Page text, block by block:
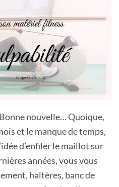
nouvelle… Quoique,
et le manque de temps,
d’enfiler le maillot sur
années, vous vous
haltères, banc de